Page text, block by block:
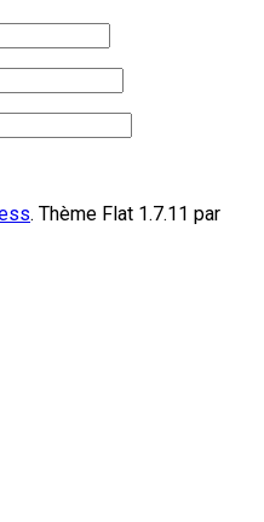
. Thème Flat 1.7.11 par